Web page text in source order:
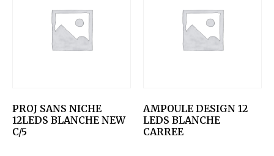
PROJ SANS NICHE
12LEDS BLANCHE NEW
C/5
AMPOULE DESIGN 12
LEDS BLANCHE
CARREE